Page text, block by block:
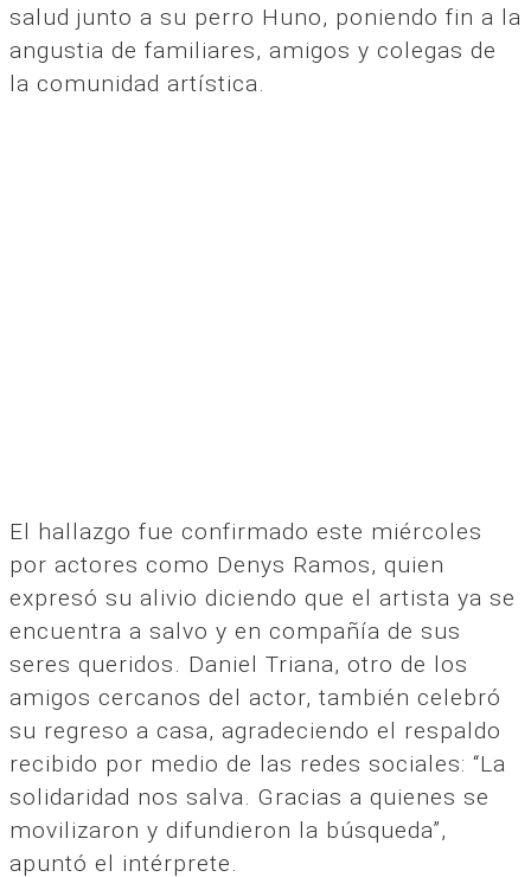
salud junto a su perro Huno, poniendo fin a la
angustia de familiares, amigos y colegas de
la comunidad artística.
El hallazgo fue confirmado este miércoles
por actores como Denys Ramos, quien
expresó su alivio diciendo que el artista ya se
encuentra a salvo y en compañía de sus
seres queridos. Daniel Triana, otro de los
amigos cercanos del actor, también celebró
su regreso a casa, agradeciendo el respaldo
recibido por medio de las redes sociales: “La
solidaridad nos salva. Gracias a quienes se
movilizaron y difundieron la búsqueda”,
apuntó el intérprete.